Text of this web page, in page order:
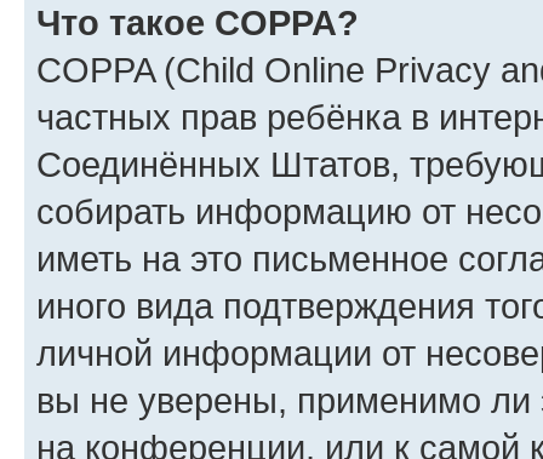
Что такое COPPA?
COPPA (Child Online Privacy
частных прав ребёнка в
Соединённых Штатов,
собирать информацию от
иметь на это письменное
иного вида подтверждения
личной информации от
вы не уверены, применимо ли
на конференции, или к самой